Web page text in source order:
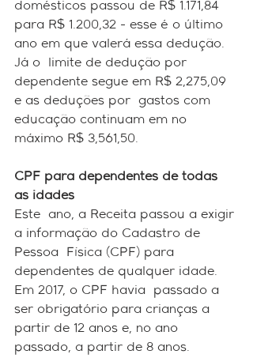
domésticos passou de R$ 1.171,84
para R$ 1.200,32 - esse é o último
ano em que valerá essa dedução.
Já o  limite de dedução por
dependente segue em R$ 2,275,09
e as deduções por  gastos com
educação continuam em no
máximo R$ 3,561,50.
CPF para dependentes de todas
as idades
Este  ano, a Receita passou a exigir
a informação do Cadastro de
Pessoa  Física (CPF) para
dependentes de qualquer idade.
Em 2017, o CPF havia  passado a
ser obrigatório para crianças a
partir de 12 anos e, no ano
passado, a partir de 8 anos.